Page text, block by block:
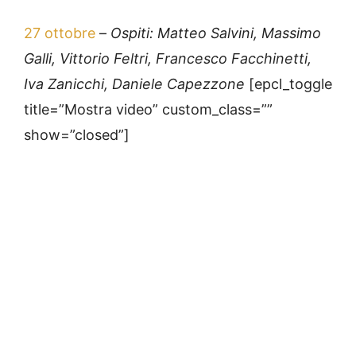
27 ottobre – Ospiti: Matteo Salvini, Massimo
Galli, Vittorio Feltri, Francesco Facchinetti,
Iva Zanicchi, Daniele Capezzone [epcl_toggle
title=”Mostra video” custom_class=””
show=”closed”]